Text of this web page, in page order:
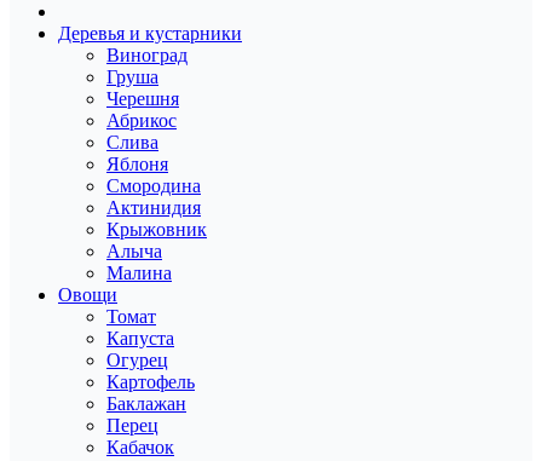
Деревья и кустарники
Виноград
Груша
Черешня
Абрикос
Слива
Яблоня
Смородина
Актинидия
Крыжовник
Алыча
Малина
Овощи
Томат
Капуста
Огурец
Картофель
Баклажан
Перец
Кабачок